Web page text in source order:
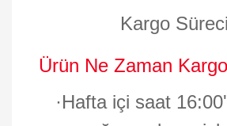
Kargo Süreci
Ürün Ne Zaman
·Hafta içi saat